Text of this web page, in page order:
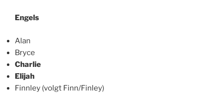
Engels
Alan
Bryce
Charlie
Elijah
Finnley (volgt Finn/Finley)